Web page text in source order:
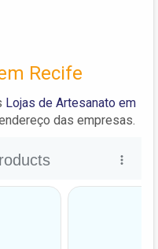
Recife
Lojas de Artesanato em
das empresas.